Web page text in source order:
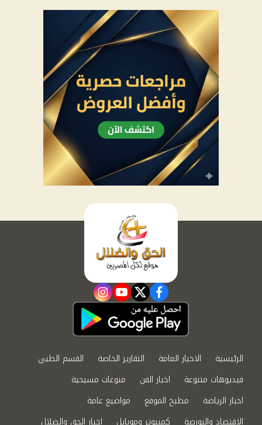
facebook
twitter
youtube
instagram
الرئيسية الاخبار العامة التقارير الخاصة
القسم الطبي
فيديوهات متنوعة
اخبار الفن
منوعات مسيحية
اخبار الرياضة
مطبخ الموقع
مواضيع عامة
الاقتصاد والبورصة
كمبيوتر وموبايل اخبار الحق والضلال